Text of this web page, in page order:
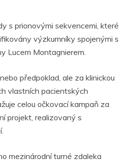
s prionovými sekvencemi, které
výzkumníky spojenými s
Lucem Montagnierem.
předpoklad, ale za klinickou
vlastních pacientských
celou očkovací kampaň za
projekt, realizovaný s
mezinárodní turné zdaleka